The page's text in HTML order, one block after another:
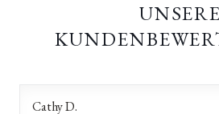
UNSERE
CathyD